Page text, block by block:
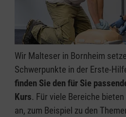
Wir Malteser in Bornheim
Schwerpunkte in der Erste-
finden Sie den für Sie
Kurs. Für viele Bereiche
an, zum Beispiel zu den